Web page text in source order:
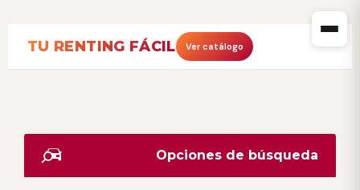
TU RENTING FÁCIL Ver catálogo
Opciones de búsqueda